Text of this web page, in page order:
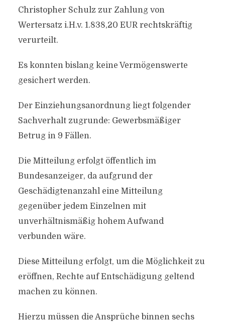
Christopher Schulz zur Zahlung von
Wertersatz i.H.v. 1.838,20 EUR rechtskräftig
verurteilt.
Es konnten bislang keine Vermögenswerte
gesichert werden.
Der Einziehungsanordnung liegt folgender
Sachverhalt zugrunde: Gewerbsmäßiger
Betrug in 9 Fällen.
Die Mitteilung erfolgt öffentlich im
Bundesanzeiger, da aufgrund der
Geschädigtenanzahl eine Mitteilung
gegenüber jedem Einzelnen mit
unverhältnismäßig hohem Aufwand
verbunden wäre.
Diese Mitteilung erfolgt, um die Möglichkeit zu
eröffnen, Rechte auf Entschädigung geltend
machen zu können.
Hierzu müssen die Ansprüche binnen sechs